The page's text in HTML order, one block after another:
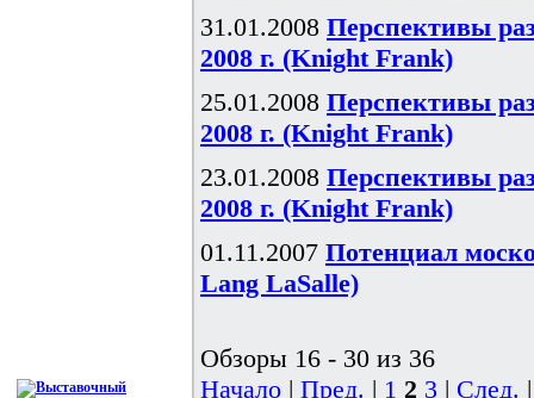
31.01.2008 Перспективы
2008 г. (Knight Frank)
25.01.2008 Перспективы
2008 г. (Knight Frank)
23.01.2008 Перспективы
2008 г. (Knight Frank)
01.11.2007 Потенциал
Lang LaSalle)
Обзоры 16 - 30 из 36
Начало | Пред. | 1 2 3 | След.